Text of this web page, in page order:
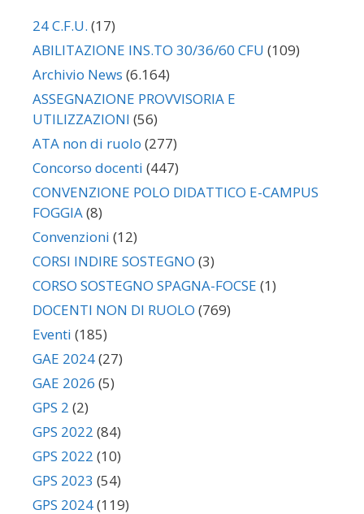
24 C.F.U. (17)
ABILITAZIONE INS.TO 30/36/60 CFU (109)
Archivio News (6.164)
ASSEGNAZIONE PROVVISORIA E
UTILIZZAZIONI (56)
ATA non di ruolo (277)
Concorso docenti (447)
CONVENZIONE POLO DIDATTICO E-CAMPUS
FOGGIA(8)
Convenzioni (12)
CORSI INDIRE SOSTEGNO (3)
CORSO SOSTEGNO SPAGNA-FOCSE (1)
DOCENTI NON DI RUOLO (769)
Eventi (185)
GAE 2024(27)
GAE 2026 (5)
GPS 2 (2)
GPS 2022 (84)
GPS 2022 (10)
GPS 2023 (54)
GPS 2024(119)